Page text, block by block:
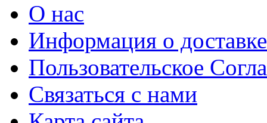
О нас
Информация о доставке
Пользовательское
Связаться с нами